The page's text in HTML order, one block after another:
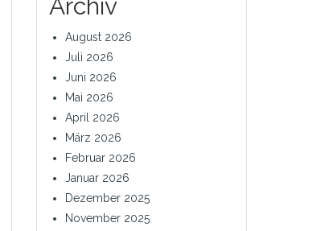
Archiv
August 2026
Juli 2026
Juni 2026
Mai 2026
April 2026
März 2026
Februar 2026
Januar 2026
Dezember 2025
November 2025